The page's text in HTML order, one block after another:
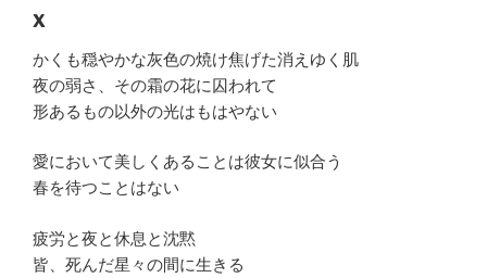
X
かくも穏やかな灰色の焼け焦げた消えゆく肌
夜の弱さ、その霜の花に囚われて
形あるもの以外の光はもはやない
愛において美しくあることは彼女に似合う
春を待つことはない
疲労と夜と休息と沈黙
皆、死んだ星々の間に生きる